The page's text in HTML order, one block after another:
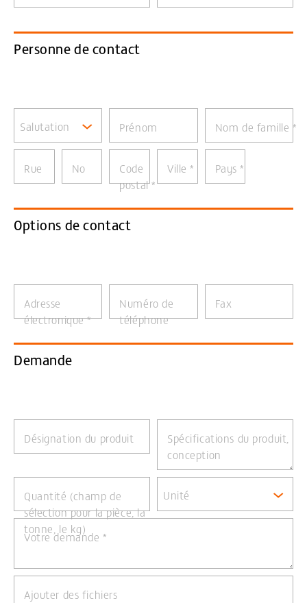
Personne de contact
Salutation Prénom Nom de famille *
Rue No
Code
postal*
Ville* Pays*
Options de contact
Adresse
électronique*
Numéro de
téléphone
Fax
Demande
Désignation du produit
Spécifications du produit,
conception
Quantité (champ de
sélection pour la pièce, la
tonne, le kg)
Unité
Votre demande *
Ajouter des fichiers